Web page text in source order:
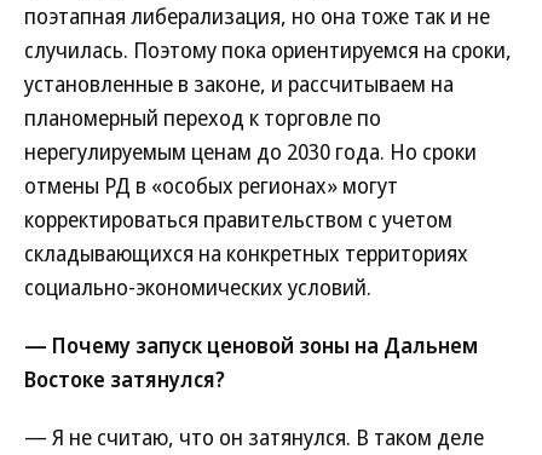
поэтапная либерализация, но она тоже так и не
случилась. Поэтому пока ориентируемся на сроки,
установленные в законе, и рассчитываем на
планомерный переход к торговле по
нерегулируемым ценам до 2030 года. Но сроки
отмены РД в «особых регионах» могут
корректироваться правительством с учетом
складывающихся на конкретных территориях
социально-экономических условий.
— Почему запуск ценовой зоны на Дальнем
Востоке затянулся?
— Я не считаю, что он затянулся. В таком деле